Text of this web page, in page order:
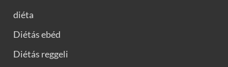
diéta
Diétás ebéd
Diétás reggeli